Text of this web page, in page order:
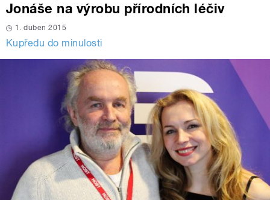
Jonáše na výrobu přírodních léčiv
1. duben 2015
Kupředu do minulosti